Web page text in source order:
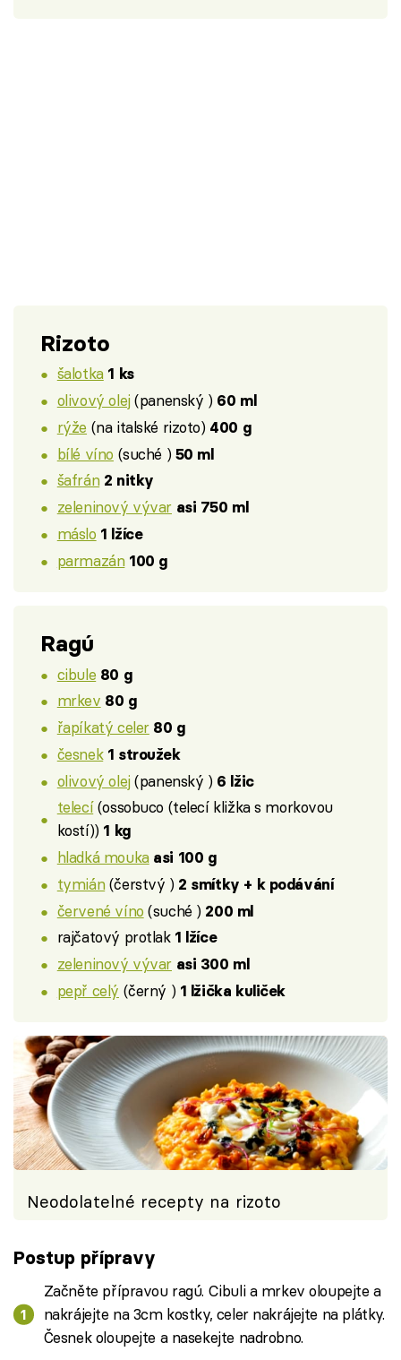
Rizoto
šalotka 1 ks
olivový olej(panenský ) 60 ml
rýže (na italské rizoto) 400 g
bílé víno (suché ) 50 ml
šafrán 2 nitky
zeleninový vývar asi 750 ml
máslo 1 lžíce
parmazán 100 g
Ragú
cibule 80 g
mrkev 80 g
řapíkatý celer 80 g
česnek 1 stroužek
olivový olej(panenský ) 6 lžic
telecí(ossobuco (telecí kližka s morkovou
kostí)) 1 kg
hladká mouka asi 100 g
tymián(čerstvý ) 2 smítky + k podávání
červené víno (suché ) 200 ml
rajčatový protlak 1 lžíce
zeleninový vývar asi 300 ml
pepř celý (černý ) 1 lžička kuliček
Neodolatelné recepty na rizoto
Postup přípravy
Začněte přípravou ragú. Cibuli a mrkev oloupejte a
nakrájejte na 3cm kostky, celer nakrájejte na plátky.
Česnek oloupejte a nasekejte nadrobno.